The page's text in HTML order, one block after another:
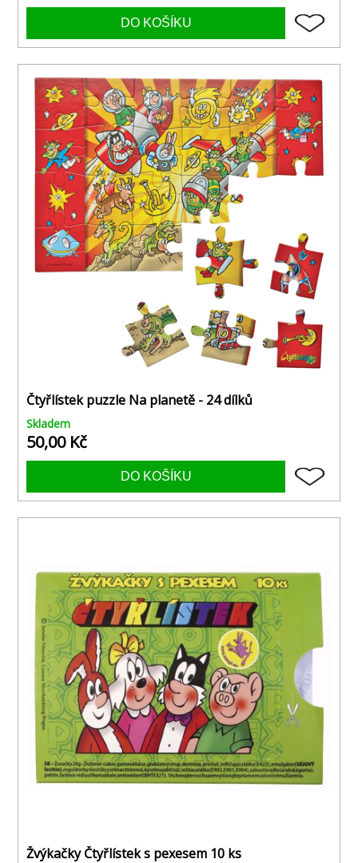
Čtyřlístek puzzle Na planetě - 24 dílků
Skladem
50,00 Kč
Žvýkačky Čtyřlístek s pexesem 10 ks